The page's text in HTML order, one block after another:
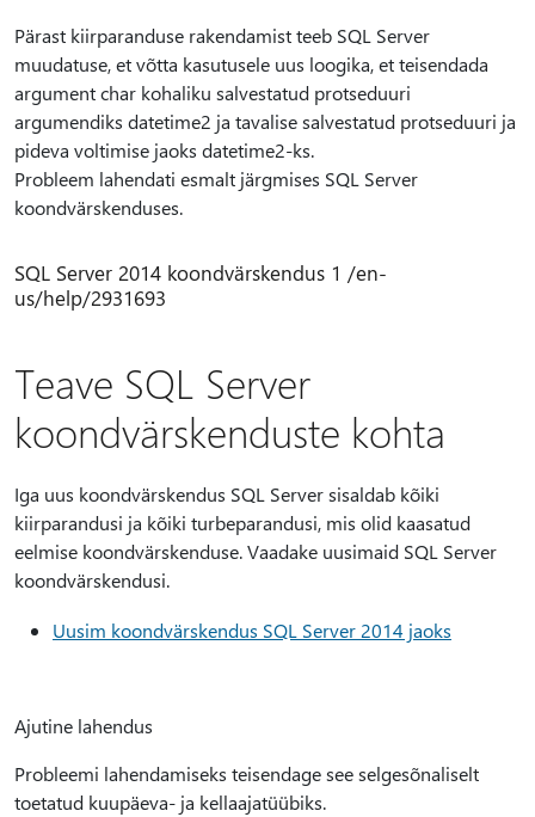
Pärast kiirparanduse rakendamist teeb SQL Server
muudatuse, et võtta kasutusele uus loogika, et teisendada
argument char kohaliku salvestatud protseduuri
argumendiks datetime2 ja tavalise salvestatud protseduuri ja
pideva voltimise jaoks datetime2-ks.
Probleem lahendati esmalt järgmises SQL Server
koondvärskenduses.
SQL Server 2014 koondvärskendus 1 /en-
us/help/2931693
Teave SQL Server
koondvärskenduste kohta
Iga uus koondvärskendus SQL Server sisaldab kõiki
kiirparandusi ja kõiki turbeparandusi, mis olid kaasatud
eelmise koondvärskenduse. Vaadake uusimaid SQL Server
koondvärskendusi.
Uusim koondvärskendus SQL Server 2014 jaoks
Ajutine lahendus
Probleemi lahendamiseks teisendage see selgesõnaliselt
toetatud kuupäeva- ja kellaajatüübiks.